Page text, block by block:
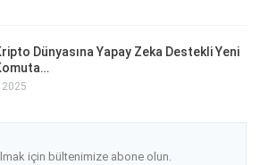
Dünyasına Yapay Zeka Destekli Yeni
için bültenimize abone olun.